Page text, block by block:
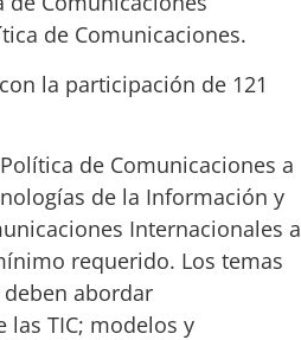
de Comunicaciones.
la participación de 121
de Comunicaciones a
de la Información y
Internacionales a
requerido. Los temas
abordar
TIC; modelos y